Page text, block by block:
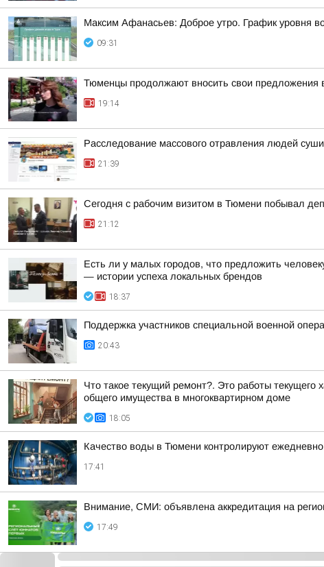
Максим Афанасьев: Доброе утро. График уровня
09:31
Тюменцы продолжают вносить свои предложения
19:14
Расследование массового отравления людей
21:39
Сегодня с рабочим визитом в Тюмени побывал
21:12
Есть ли у малых городов, что предложить
— истории успеха локальных брендов
18:37
Поддержка участников специальной военной
20:43
Что такое текущий ремонт?. Это работы
общего имущества в многоквартирном доме
18:05
Качество воды в Тюмени контролируют ежедневно
17:41
Внимание, СМИ: объявлена аккредитация на
17:49